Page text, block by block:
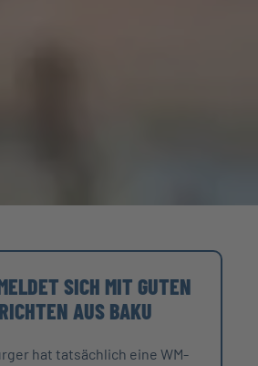
SICH MIT GUTEN
AUS BAKU
hat tatsächlich eine WM-